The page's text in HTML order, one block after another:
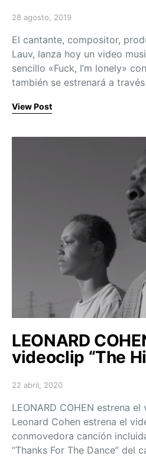
Posted on
28 agosto, 2019
El cantante, compositor,
Lauv, lanza hoy un video
sencillo «Fuck, I’m lonely»
también se estrenará a
View Post
LEONARD
videoclip “The
Posted on
22 abril, 2020
LEONARD COHEN estrena el
Leonard Cohen estrena el
conmovedora canción
“Thanks For The Dance” del